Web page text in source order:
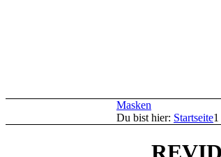
Masken
Du bist hier: Startseite1